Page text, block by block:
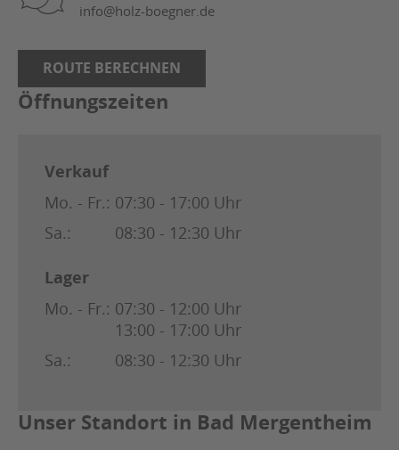
info@holz-boegner.de
ROUTE BERECHNEN
Öffnungszeiten
Verkauf
Mo. - Fr.: 07:30 - 17:00 Uhr
Sa.:
08:30 - 12:30 Uhr
Lager
Mo. - Fr.: 07:30 - 12:00 Uhr
13:00 - 17:00 Uhr
Sa.:
08:30 - 12:30 Uhr
Unser Standort in Bad Mergentheim